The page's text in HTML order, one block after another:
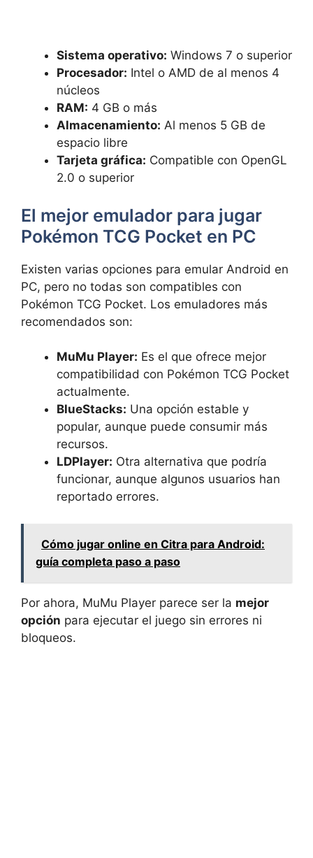
Sistema operativo: Windows 7 o superior
Procesador: Intel o AMD de al menos 4
núcleos
RAM: 4 GB o más
Almacenamiento: Al menos 5 GB de
espacio libre
Tarjeta gráfica: Compatible con OpenGL
2.0 o superior
El mejor emulador para jugar
Pokémon TCG Pocket en PC
Existen varias opciones para emular Android en
PC, pero no todas son compatibles con
Pokémon TCG Pocket. Los emuladores más
recomendados son:
MuMu Player: Es el que ofrece mejor
compatibilidad con Pokémon TCG Pocket
actualmente.
BlueStacks: Una opción estable y
popular, aunque puede consumir más
recursos.
LDPlayer: Otra alternativa que podría
funcionar, aunque algunos usuarios han
reportado errores.
Cómo jugar online en Citra para Android:
guía completa paso a paso
Por ahora, MuMu Player parece ser la mejor
opción para ejecutar el juego sin errores ni
bloqueos.